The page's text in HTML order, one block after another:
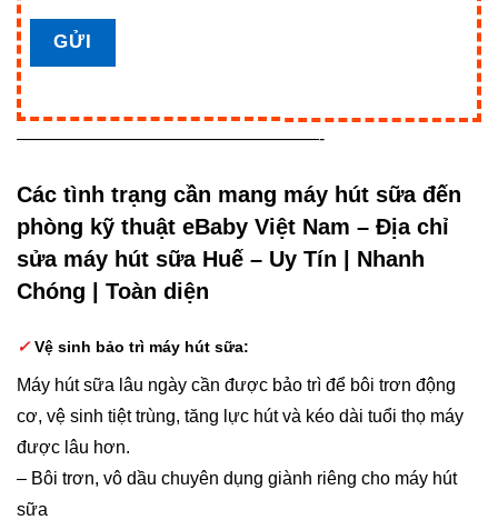
—————————————————-
Các tình trạng cần mang máy hút sữa đến
phòng kỹ thuật eBaby Việt Nam – Địa chỉ
sửa máy hút sữa Huế – Uy Tín | Nhanh
Chóng | Toàn diện
✓Vệ sinh bảo trì máy hút sữa:
Máy hút sữa lâu ngày cần được bảo trì để bôi trơn động
cơ, vệ sinh tiệt trùng, tăng lực hút và kéo dài tuổi thọ máy
được lâu hơn.
– Bôi trơn, vô dầu chuyên dụng giành riêng cho máy hút
sữa